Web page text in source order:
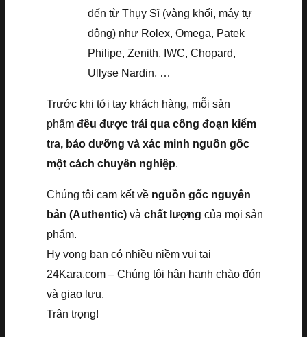
đến từ Thụy Sĩ (vàng khối, máy tự
động) như Rolex, Omega, Patek
Philipe, Zenith, IWC, Chopard,
Ullyse Nardin, …
Trước khi tới tay khách hàng, mỗi sản
phẩm đều được trải qua công đoạn kiểm
tra, bảo dưỡng và xác minh nguồn gốc
một cách chuyên nghiệp.
Chúng tôi cam kết về nguồn gốc nguyên
bản (Authentic) và chất lượng của mọi sản
phẩm.
Hy vọng bạn có nhiều niềm vui tại
24Kara.com – Chúng tôi hân hạnh chào đón
và giao lưu.
Trân trọng!